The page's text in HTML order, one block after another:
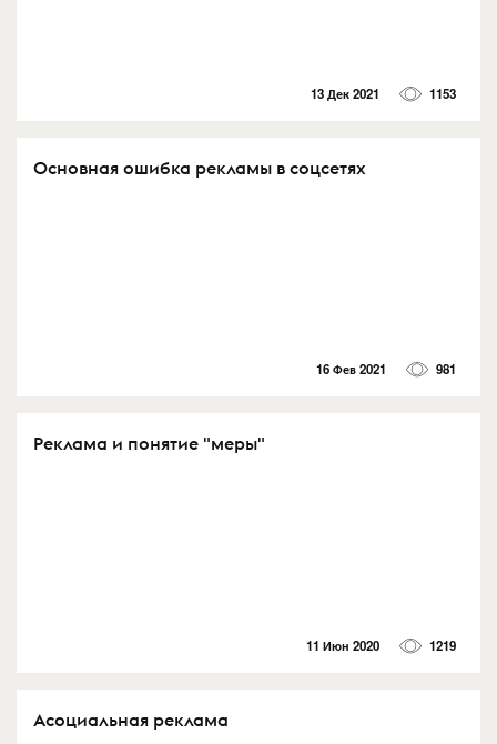
13 Дек 2021 1153
Основная ошибка рекламы в соцсетях
16 Фев 2021 981
Реклама и понятие "меры"
11 Июн 2020 1219
Асоциальная реклама